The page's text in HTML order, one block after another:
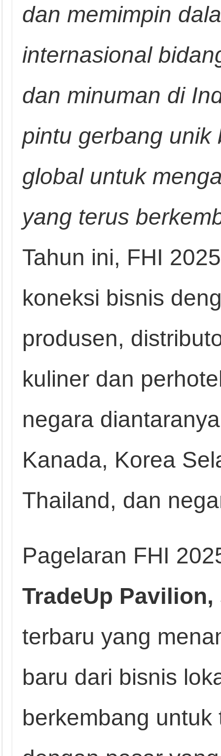
dan memimpin
internasional
dan minuman di
pintu gerbang unik
global untuk
yang terus
Tahun ini, FHI
koneksi bisnis
produsen,
kuliner dan
negara
Kanada, Korea
Thailand, dan
Pagelaran FHI
TradeUp Pavilion,
terbaru yang
baru dari bisnis
berkembang